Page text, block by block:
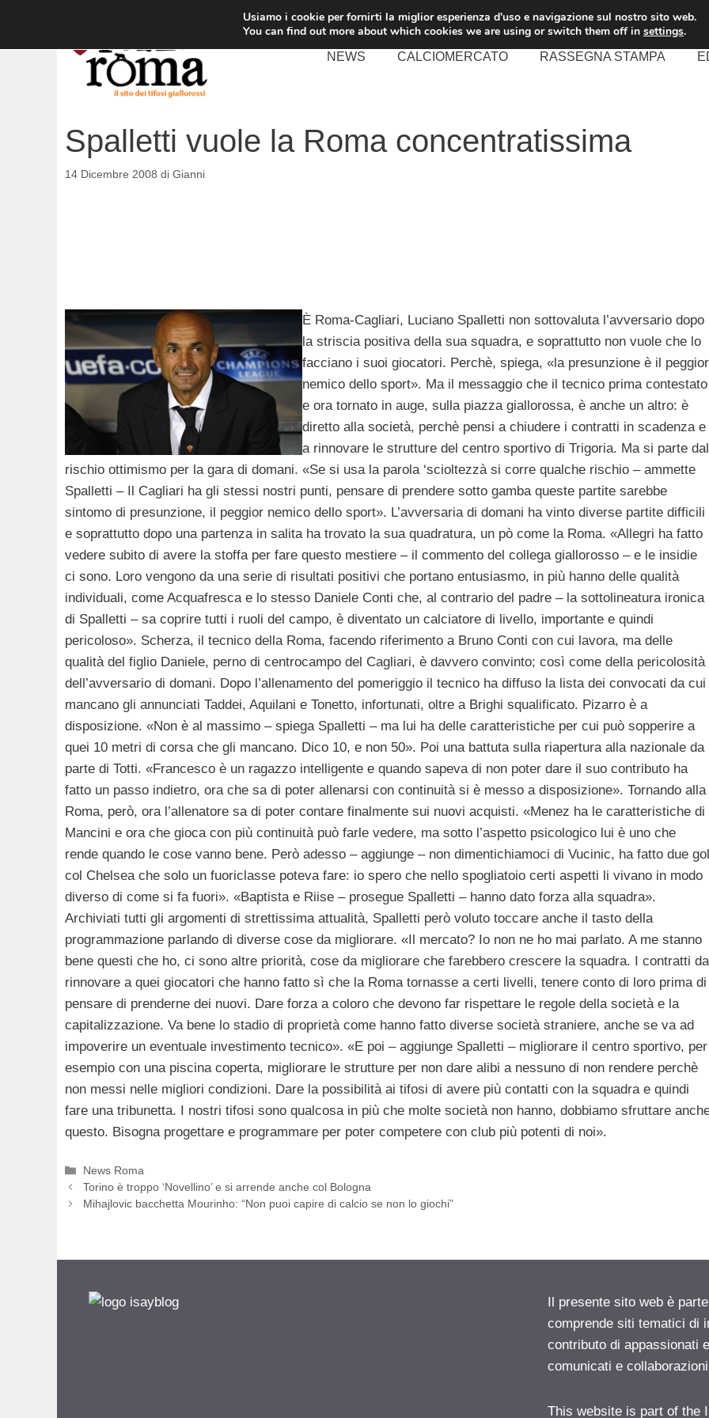
contenuto
NEWS CALCIOMERCATO RASSEGNA STAMPA
Spalletti vuole la Roma concentratissima
14 Dicembre 2008 di Gianni
È Roma-Cagliari, Luciano Spalletti non sottovaluta l’avversario dopo
la striscia positiva della sua squadra, e soprattutto non vuole che lo
facciano i suoi giocatori. Perchè, spiega, «la presunzione è il peggior
nemico dello sport». Ma il messaggio che il tecnico prima contestato
e ora tornato in auge, sulla piazza giallorossa, è anche un altro: è
diretto alla società, perchè pensi a chiudere i contratti in scadenza e
a rinnovare le strutture del centro sportivo di Trigoria. Ma si parte dal
rischio ottimismo per la gara di domani. «Se si usa la parola ‘scioltezzà si corre qualche rischio – ammette
Spalletti – Il Cagliari ha gli stessi nostri punti, pensare di prendere sotto gamba queste partite sarebbe
sintomo di presunzione, il peggior nemico dello sport». L’avversaria di domani ha vinto diverse partite difficili
e soprattutto dopo una partenza in salita ha trovato la sua quadratura, un pò come la Roma. «Allegri ha fatto
vedere subito di avere la stoffa per fare questo mestiere – il commento del collega giallorosso – e le insidie
ci sono. Loro vengono da una serie di risultati positivi che portano entusiasmo, in più hanno delle qualità
individuali, come Acquafresca e lo stesso Daniele Conti che, al contrario del padre – la sottolineatura ironica
di Spalletti – sa coprire tutti i ruoli del campo, è diventato un calciatore di livello, importante e quindi
pericoloso». Scherza, il tecnico della Roma, facendo riferimento a Bruno Conti con cui lavora, ma delle
qualità del figlio Daniele, perno di centrocampo del Cagliari, è davvero convinto; così come della pericolosità
dell’avversario di domani. Dopo l’allenamento del pomeriggio il tecnico ha diffuso la lista dei convocati da cui
mancano gli annunciati Taddei, Aquilani e Tonetto, infortunati, oltre a Brighi squalificato. Pizarro è a
disposizione. «Non è al massimo – spiega Spalletti – ma lui ha delle caratteristiche per cui può sopperire a
quei 10 metri di corsa che gli mancano. Dico 10, e non 50». Poi una battuta sulla riapertura alla nazionale da
parte di Totti. «Francesco è un ragazzo intelligente e quando sapeva di non poter dare il suo contributo ha
fatto un passo indietro, ora che sa di poter allenarsi con continuità si è messo a disposizione». Tornando alla
Roma, però, ora l’allenatore sa di poter contare finalmente sui nuovi acquisti. «Menez ha le caratteristiche di
Mancini e ora che gioca con più continuità può farle vedere, ma sotto l’aspetto psicologico lui è uno che
rende quando le cose vanno bene. Però adesso – aggiunge – non dimentichiamoci di Vucinic, ha fatto due gol
col Chelsea che solo un fuoriclasse poteva fare: io spero che nello spogliatoio certi aspetti li vivano in modo
diverso di come si fa fuori». «Baptista e Riise – prosegue Spalletti – hanno dato forza alla squadra».
Archiviati tutti gli argomenti di strettissima attualità, Spalletti però voluto toccare anche il tasto della
programmazione parlando di diverse cose da migliorare. «Il mercato? Io non ne ho mai parlato. A me stanno
bene questi che ho, ci sono altre priorità, cose da migliorare che farebbero crescere la squadra. I contratti da
rinnovare a quei giocatori che hanno fatto sì che la Roma tornasse a certi livelli, tenere conto di loro prima di
pensare di prenderne dei nuovi. Dare forza a coloro che devono far rispettare le regole della società e la
capitalizzazione. Va bene lo stadio di proprietà come hanno fatto diverse società straniere, anche se va ad
impoverire un eventuale investimento tecnico». «E poi – aggiunge Spalletti – migliorare il centro sportivo, per
esempio con una piscina coperta, migliorare le strutture per non dare alibi a nessuno di non rendere perchè
non messi nelle migliori condizioni. Dare la possibilità ai tifosi di avere più contatti con la squadra e quindi
fare una tribunetta. I nostri tifosi sono qualcosa in più che molte società non hanno, dobbiamo sfruttare
questo. Bisogna progettare e programmare per poter competere con club più potenti di noi».
Categorie
News Roma
Torino è troppo ‘Novellino’ e si arrende anche col Bologna
Mihajlovic bacchetta Mourinho: “Non puoi capire di calcio se non lo giochi”
Il presente sito web è
comprende siti tematici di
contributo di appassionati
comunicati e
This website is part of the
Usiamo i cookie per fornirti la miglior esperienza d'uso e navigazione sul nostro sito web.
You can find out more about which cookies we are using or switch them off in settings.